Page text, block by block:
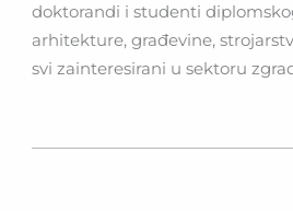
doktorandi i studenti
arhitekture, građevine,
svi zainteresirani u sektoru